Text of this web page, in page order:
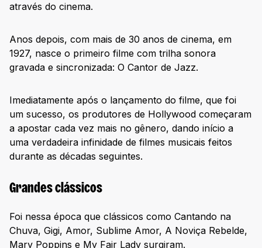
através do cinema.
Anos depois, com mais de 30 anos de cinema, em
1927, nasce o primeiro filme com trilha sonora
gravada e sincronizada: O Cantor de Jazz.
Imediatamente após o lançamento do filme, que foi
um sucesso, os produtores de Hollywood começaram
a apostar cada vez mais no gênero, dando início a
uma verdadeira infinidade de filmes musicais feitos
durante as décadas seguintes.
Grandes clássicos
Foi nessa época que clássicos como Cantando na
Chuva, Gigi, Amor, Sublime Amor, A Noviça Rebelde,
Mary Poppins e My Fair Lady surgiram.